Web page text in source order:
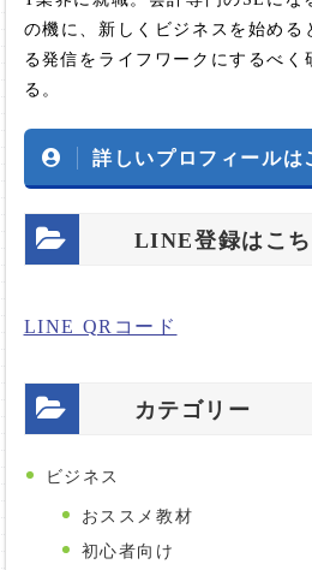
の機に、新しくビジネスを始める
る発信をライフワークにするべく
る。
詳しいプロフィールは
LINE登録はこち
LINE QRコード
カテゴリー
ビジネス
おススメ教材
初心者向け